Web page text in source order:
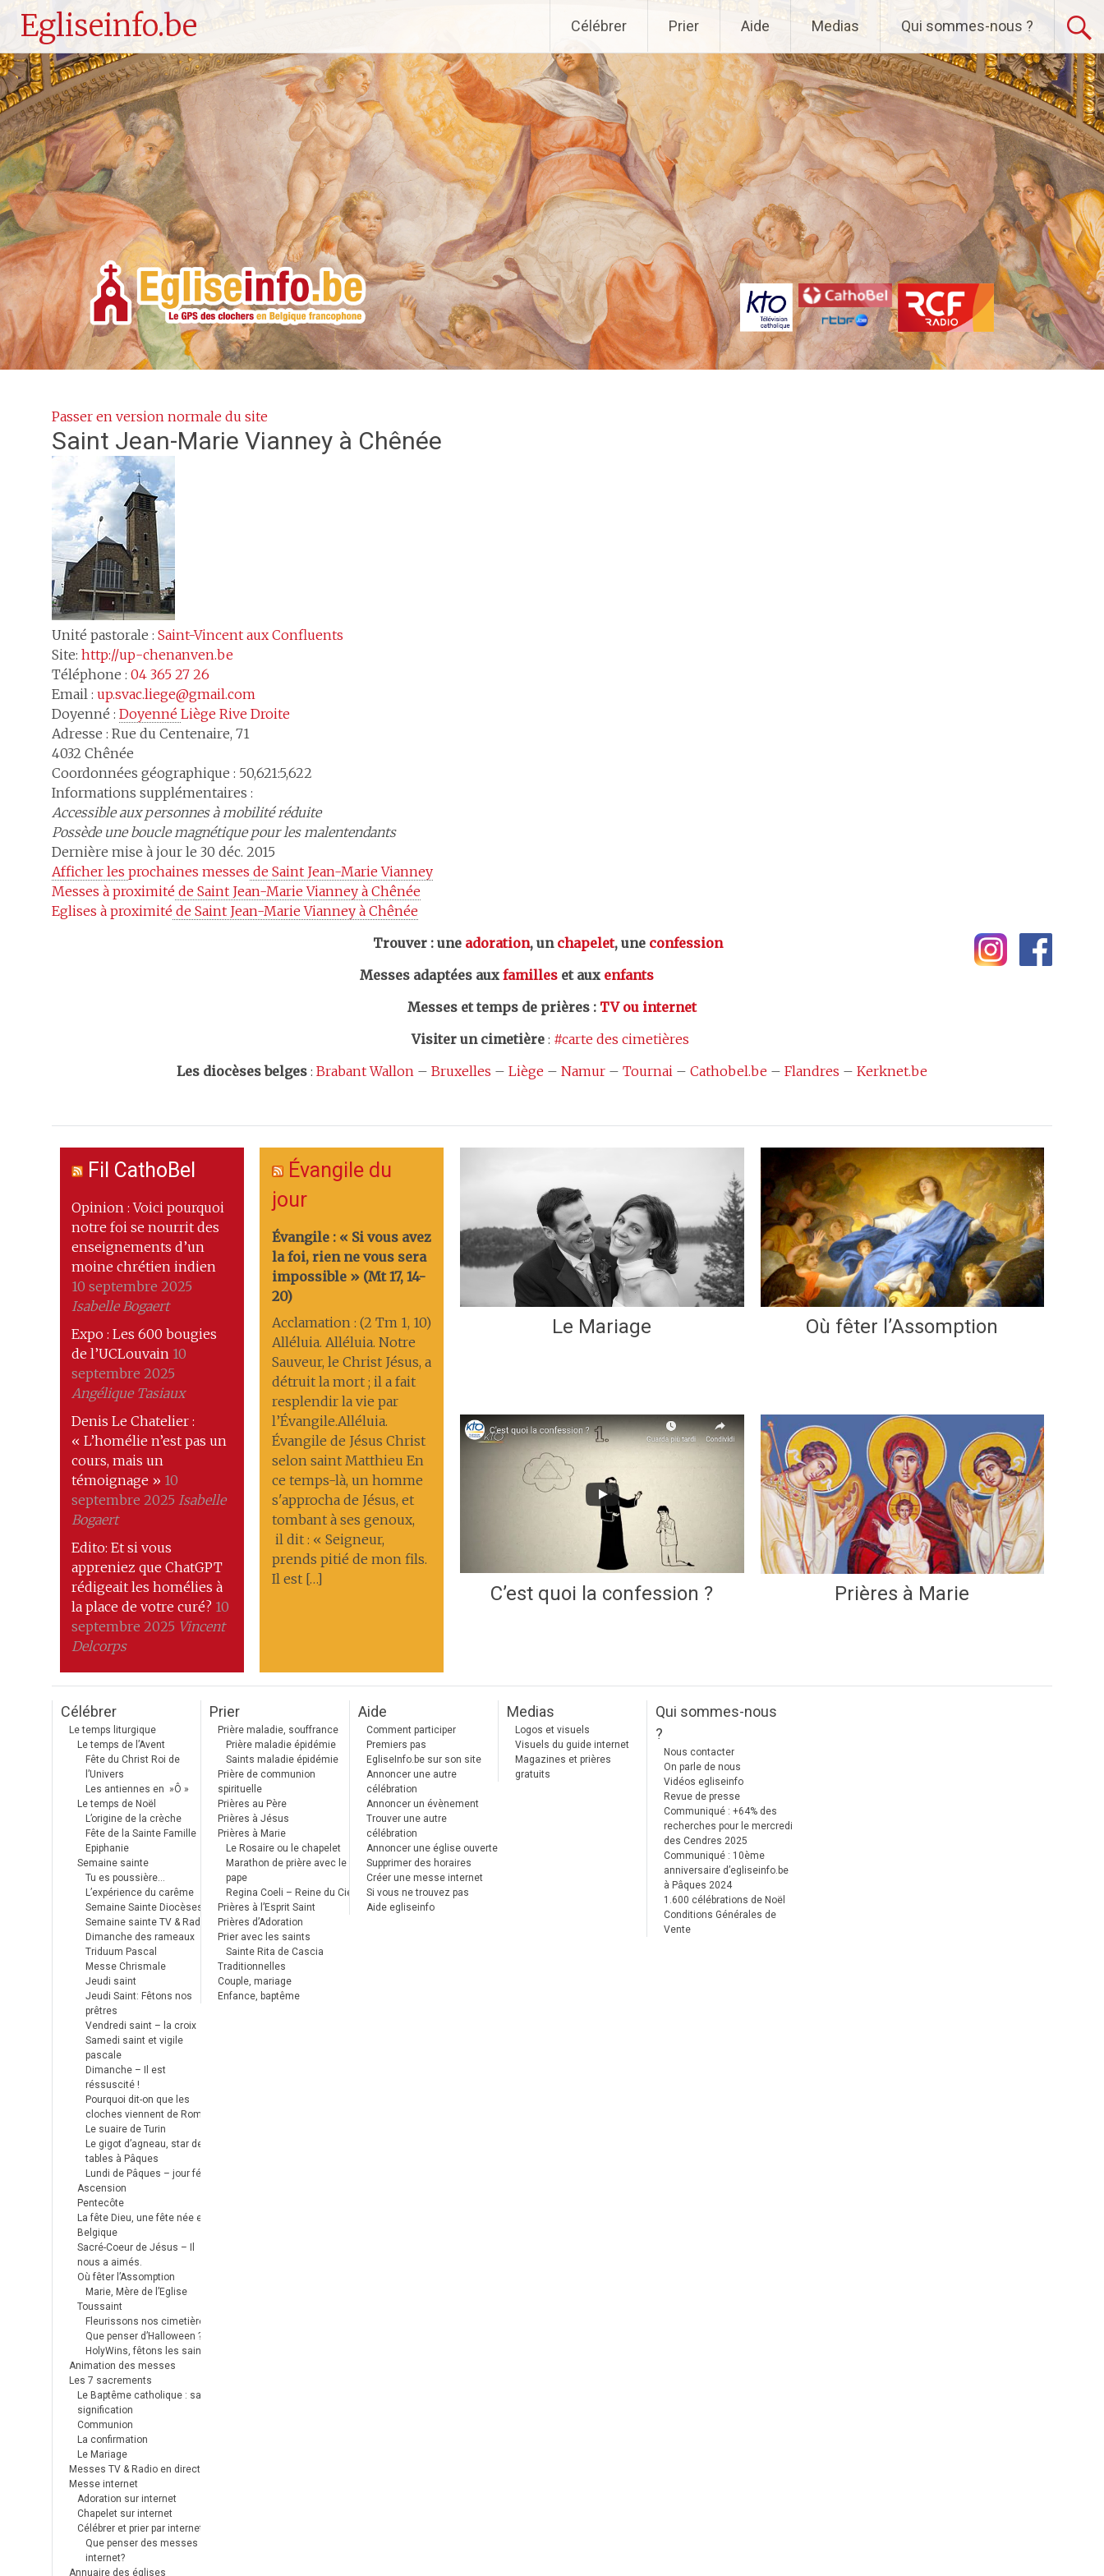
Egliseinfo.be
au
principal
Célébrer Prier Aide Medias Qui sommes-nous ?
Passer en version normale du site
Saint Jean-Marie Vianney à Chênée
Unité pastorale : Saint-Vincent aux Confluents
Site: http://up-chenanven.be
Téléphone : 04 365 27 26
Email : up.svac.liege@gmail.com
Doyenné : Doyenné Liège Rive Droite
Adresse : Rue du Centenaire, 71
4032 Chênée
Coordonnées géographique : 50,621:5,622
Informations supplémentaires :
Accessible aux personnes à mobilité réduite
Possède une boucle magnétique pour les malentendants
Dernière mise à jour le 30 déc. 2015
Afficher les prochaines messes de Saint Jean-Marie Vianney
Messes à proximité de Saint Jean-Marie Vianney à Chênée
Eglises à proximité de Saint Jean-Marie Vianney à Chênée
Trouver : une adoration, un chapelet, une confession
Messes adaptées aux familles et aux enfants
Messes et temps de prières : TV ou internet
Visiter un cimetière : #carte des cimetières
Les diocèses belges : Brabant Wallon – Bruxelles – Liège – Namur – Tournai – Cathobel.be – Flandres – Kerknet.be
Fil CathoBel
Opinion : Voici pourquoi
notre foi se nourrit des
enseignements d’un
moine chrétien indien
10 septembre 2025
Isabelle Bogaert
Expo : Les 600 bougies
de l’UCLouvain 10
septembre 2025
Angélique Tasiaux
Denis Le Chatelier :
« L’homélie n’est pas un
cours, mais un
témoignage » 10
septembre 2025 Isabelle
Bogaert
Edito: Et si vous
appreniez que ChatGPT
rédigeait les homélies à
la place de votre curé? 10
septembre 2025 Vincent
Delcorps
Évangile du
jour
Évangile : « Si vous avez
la foi, rien ne vous sera
impossible » (Mt 17, 14-
20)
Acclamation : (2 Tm 1, 10)
Alléluia. Alléluia. Notre
Sauveur, le Christ Jésus, a
détruit la mort ; il a fait
resplendir la vie par
l’Évangile.Alléluia.
Évangile de Jésus Christ
selon saint Matthieu En
ce temps-là, un homme
s'approcha de Jésus, et
tombant à ses genoux,
il dit : « Seigneur,
prends pitié de mon fils.
Il est […]
Le Mariage Où fêter l’Assomption
C’est quoi la confession ? Prières à Marie
Célébrer
Le temps liturgique
Le temps de l’Avent
Fête du Christ Roi de
l’Univers
Les antiennes en »Ô »
Le temps de Noël
L’origine de la crèche
Fête de la Sainte Famille
Epiphanie
Semaine sainte
Tu es poussière…
L’expérience du carême
Semaine Sainte Diocèses
Semaine sainte TV & Radio
Dimanche des rameaux
Triduum Pascal
Messe Chrismale
Jeudi saint
Jeudi Saint: Fêtons nos
prêtres
Vendredi saint – la croix
Samedi saint et vigile
pascale
Dimanche – Il est
réssuscité !
Pourquoi dit-on que les
cloches viennent de Rome ?
Le suaire de Turin
Le gigot d’agneau, star des
tables à Pâques
Lundi de Pâques – jour férié
Ascension
Pentecôte
La fête Dieu, une fête née en
Belgique
Sacré-Coeur de Jésus – Il
nous a aimés.
Où fêter l’Assomption
Marie, Mère de l’Eglise
Toussaint
Fleurissons nos cimetières
Que penser d’Halloween ?
HolyWins, fêtons les saints !
Animation des messes
Les 7 sacrements
Le Baptême catholique : sa
signification
Communion
La confirmation
Le Mariage
Messes TV & Radio en direct
Messe internet
Adoration sur internet
Chapelet sur internet
Célébrer et prier par internet
Que penser des messes
internet?
Annuaire des églises
Prier
Prière maladie, souffrance
Prière maladie épidémie
Saints maladie épidémie
Prière de communion
spirituelle
Prières au Père
Prières à Jésus
Prières à Marie
Le Rosaire ou le chapelet
Marathon de prière avec le
pape
Regina Coeli – Reine du Ciel
Prières à l’Esprit Saint
Prières d’Adoration
Prier avec les saints
Sainte Rita de Cascia
Traditionnelles
Couple, mariage
Enfance, baptême
Aide
Comment participer
Premiers pas
EgliseInfo.be sur son site
Annoncer une autre
célébration
Annoncer un évènement
Trouver une autre
célébration
Annoncer une église ouverte
Supprimer des horaires
Créer une messe internet
Si vous ne trouvez pas
Aide egliseinfo
Medias
Logos et visuels
Visuels du guide internet
Magazines et prières
gratuits
Qui sommes-nous
?
Nous contacter
On parle de nous
Vidéos egliseinfo
Revue de presse
Communiqué : +64% des
recherches pour le mercredi
des Cendres 2025
Communiqué : 10ème
anniversaire d’egliseinfo.be
à Pâques 2024
1.600 célébrations de Noël
Conditions Générales de
Vente